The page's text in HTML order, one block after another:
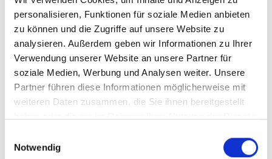
personalisieren, Funktionen für soziale Medien anbieten
zu können und die Zugriffe auf unsere Website zu
analysieren. Außerdem geben wir Informationen zu Ihrer
Verwendung unserer Website an unsere Partner für
soziale Medien, Werbung und Analysen weiter. Unsere
Partner führen diese Informationen möglicherweise mit
weiteren Daten zusammen, die Sie ihnen bereitgestellt
Notwendig
unserembewährten Verkaufsprozess. Jeder
Immobilienmakler, der für uns tätig ist, ist
leidenschaftlicher Experte mit ausgeprägtem
Dienstleistungsgedanken. Daher erwartet Sie bei uns ein
umfassender undauf Ihre individuellen
Anforderungen zugeschnittener Makler-Service.
Obwohl Hegerich Immobilien vielfach ausgezeichnet
wurde, ist Ihre Zufriedenheit als unser Kunde die höchste
Auszeichnung für uns. Dafür nehmen wir uns Zeit für Ihre
Immobilie.Wir kommunizieren mit Ihnen offen
und